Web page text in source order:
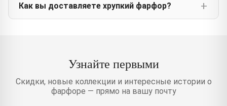
Как вы доставляете хрупкий фарфор?
Узнайте первыми
Скидки, новые коллекции и интересные истории о
фарфоре — прямо на вашу почту